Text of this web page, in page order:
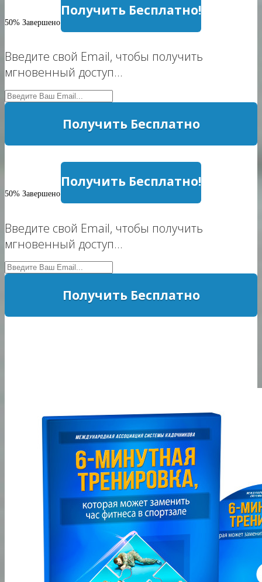
Получить Бесплатно!
50% Завершено
Введите свой Email, чтобы получить
мгновенный доступ...
Получить Бесплатно
Политика Конфиденциальности
Получить Бесплатно!
50% Завершено
Введите свой Email, чтобы получить
мгновенный доступ...
Получить Бесплатно